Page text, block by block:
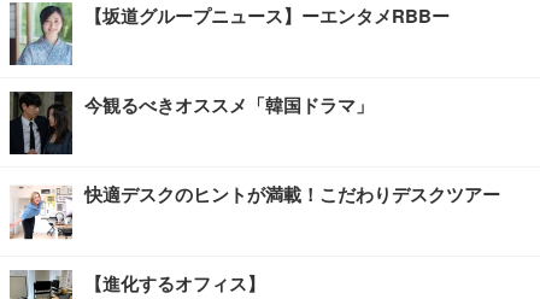
【坂道グループニュース】ーエンタメRBBー
今観るべきオススメ「韓国ドラマ」
快適デスクのヒントが満載！こだわりデスクツアー
【進化するオフィス】